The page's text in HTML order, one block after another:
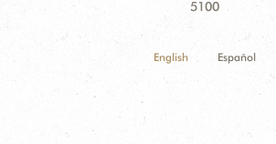
5100
English Español